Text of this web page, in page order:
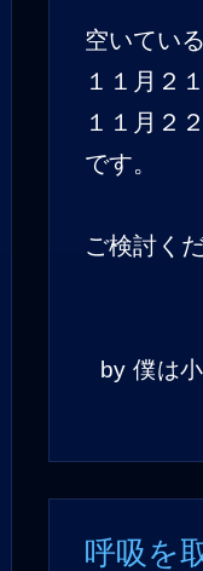
空いてい
１１月２
１１月２
です。
ご検討く
by 僕は
呼吸を